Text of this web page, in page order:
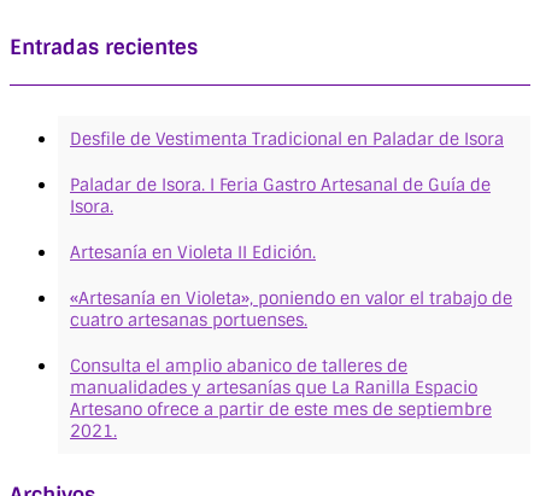
Entradas recientes
Desfile de Vestimenta Tradicional en Paladar de Isora
Paladar de Isora. I Feria Gastro Artesanal de Guía de
Isora.
Artesanía en Violeta II Edición.
«Artesanía en Violeta», poniendo en valor el trabajo de
cuatro artesanas portuenses.
Consulta el amplio abanico de talleres de
manualidades y artesanías que La Ranilla Espacio
Artesano ofrece a partir de este mes de septiembre
2021.